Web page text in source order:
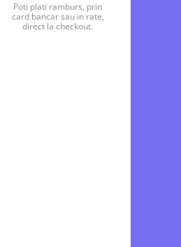
Poti plati ramburs, prin
card bancar sau in rate,
direct la checkout.